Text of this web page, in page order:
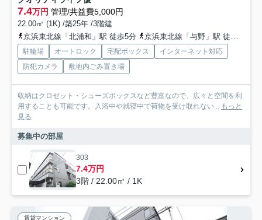
7.4万円 管理/共益費5,000円
22.00㎡ (1K) /築25年 /3階建
京浜東北線「北浦和」駅 徒歩5分
京浜東北線「与野」駅 徒歩18分
駐輪場 オートロック 宅配ボックス
インターネット対応
防犯カメラ
敷地内ごみ置き場
収納はクロゼット・シューズボックスなど豊富なので、広々と空間を利
用することも可能です。入浴中や就寝中で荷物を受け取れない... もっと
見る
募集中の部屋
303
7.4万円
3階 / 22.00㎡ / 1K
賃貸マンション